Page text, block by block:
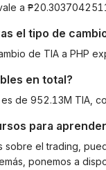
a
el tipo de
de TIA a PHP
en total?
de 952.13M TIA,
para
sobre el trading,
ponemos a